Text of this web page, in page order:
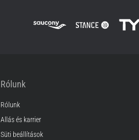
Rólunk
Rólunk
Állás és karrier
Süti beállítások